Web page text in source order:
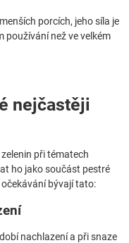
porcích, jeho síla je
používání než ve velkém
nejčastěji
při tématech
ho jako součást pestré
bývají tato:
nachlazení a při snaze